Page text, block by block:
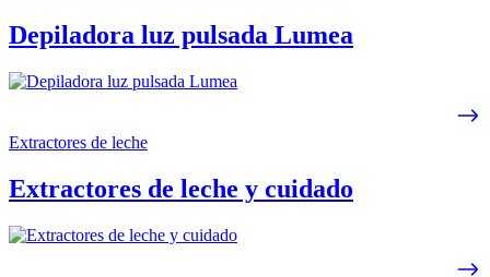
Depiladora luz pulsada Lumea
Extractores de leche
Extractores de leche y cuidado